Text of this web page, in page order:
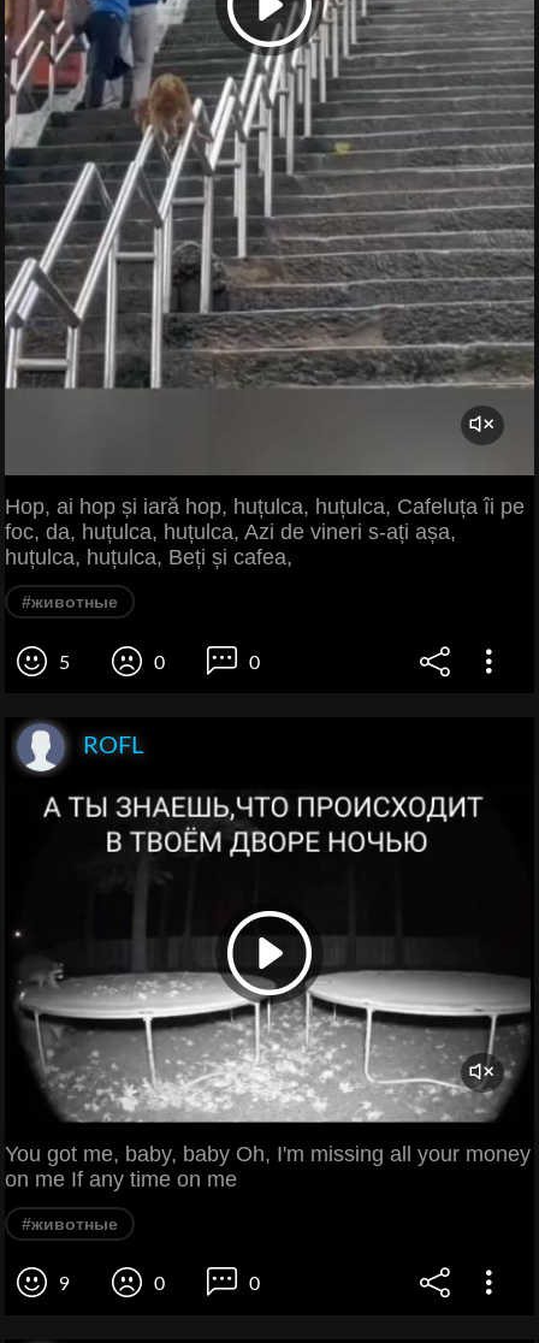
Hop, ai hop și iară hop, huțulca, huțulca, Cafeluța îi pe
foc, da, huțulca, huțulca, Azi de vineri s-ați așa,
huțulca, huțulca, Beți și cafea,
#животные
5 0 0
ROFL
You got me, baby, baby Oh, I'm missing all your money
on me If any time on me
#животные
9 0 0